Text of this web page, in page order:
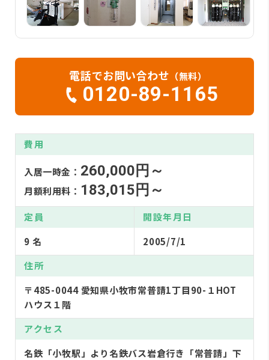
電話でお問い合わせ （無料）
0120-89-1165
費用
入居一時金： 260,000円～
月額利用料： 183,015円～
定員
9 名
開設年月日
2005/7/1
住所
〒485-0044 愛知県小牧市常普請1丁目90-１HOT
ハウス１階
アクセス
名鉄「小牧駅」より名鉄バス岩倉行き「常普請」下